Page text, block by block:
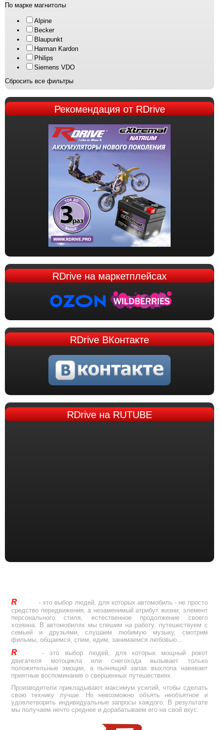
По марке магнитолы
Alpine
Becker
Blaupunkt
Harman Kardon
Philips
Siemens VDO
Сбросить все фильтры
Рекомендацияот RDrive
RDriveна маркетплейсах
RDriveВКонтакте
RDriveна RUTUBE
R
- это выбор людей, для которых автомобиль - не просто
средство передвижения, а незаменимый атрибут жизни, элемент
персонального стиля, естественное продолжение своего
хозяина. В автомобилях мы спешим на работу, путешествуем с
семьей и друзьями, слушаем любимую музыку, смотрим
фильмы, общаемся, спим, едим, занимаемся любовью...
R
- это выбор людей, для которых мощный рокот
двигателя мотоцикла или снегохода вызывает только
положительные эмоции, а пьянящий запах выхлопа навевает
приятные воспоминания о свершенных путешествиях.
Производители прикладывают максимум усилий, чтобы сделать
свою технику лучше. Но невозможно объять необъятное и
удовлетворить индивидуальные запросы каждого. В результате
мы получаем нечто среднее и дорабатываем его на свой вкус.